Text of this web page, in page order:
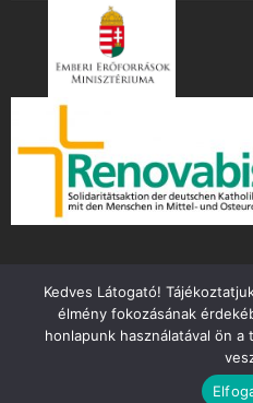
Copyright ©
Kedves Látogató!
élmény fokozásának
honlapunk használatával ön